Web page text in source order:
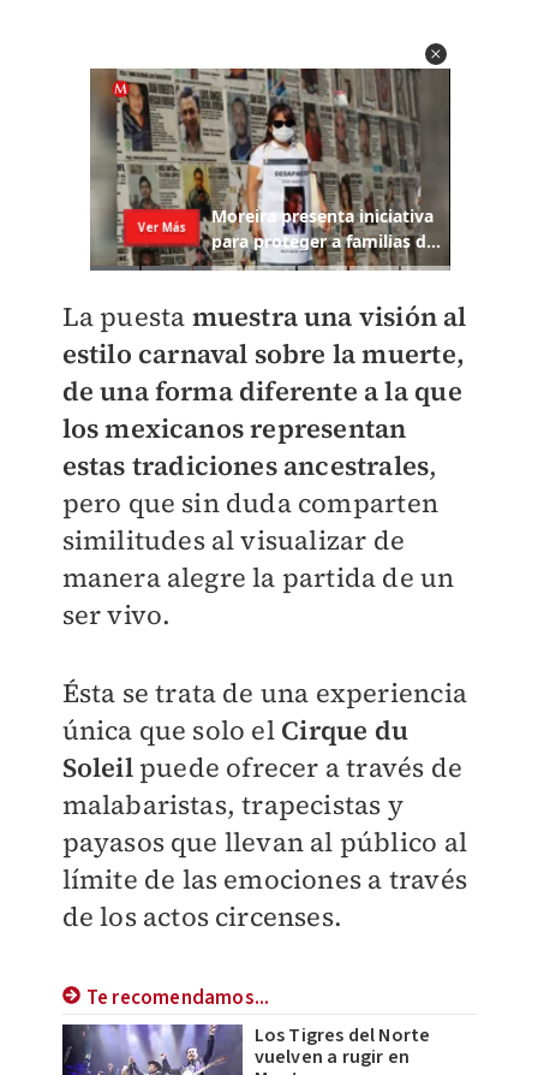
La puesta muestra una visión al
estilo carnaval sobre la muerte,
de una forma diferente a la que
los mexicanos representan
estas tradiciones ancestrales,
pero que sin duda comparten
similitudes al visualizar de
manera alegre la partida de un
ser vivo.
Ésta se trata de una experiencia
única que solo el Cirque du
Soleilpuede ofrecer a través de
malabaristas, trapecistas y
payasos que llevan al público al
límite de las emociones a través
de los actos circenses.
Te recomendamos...
Los Tigres del Norte
vuelven a rugir en